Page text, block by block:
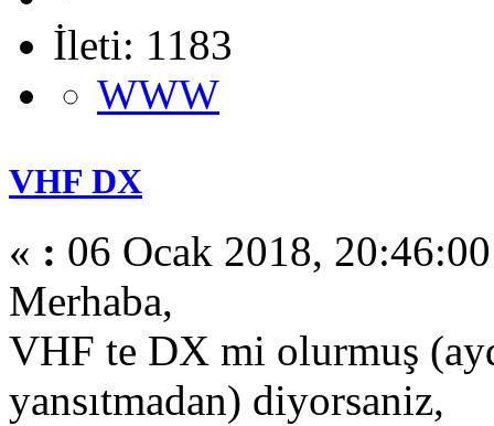
İleti: 1183
WWW
VHF DX
« : 06 Ocak 2018,
Merhaba,
VHF te DX mi olurmuş
yansıtmadan) diyorsaniz,